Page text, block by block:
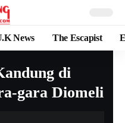
News The Escapist
di
gara Diomeli